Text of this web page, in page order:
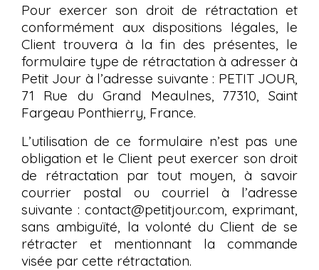
Pour exercer son droit de rétractation et
conformément aux dispositions légales, le
Client trouvera à la fin des présentes, le
formulaire type de rétractation à adresser à
Petit Jour à l’adresse suivante : PETIT JOUR,
71 Rue du Grand Meaulnes, 77310, Saint
Fargeau Ponthierry, France.
L’utilisation de ce formulaire n’est pas une
obligation et le Client peut exercer son droit
de rétractation par tout moyen, à savoir
courrier postal ou courriel à l’adresse
suivante : contact@petitjour.com, exprimant,
sans ambiguïté, la volonté du Client de se
rétracter et mentionnant la commande
visée par cette rétractation.